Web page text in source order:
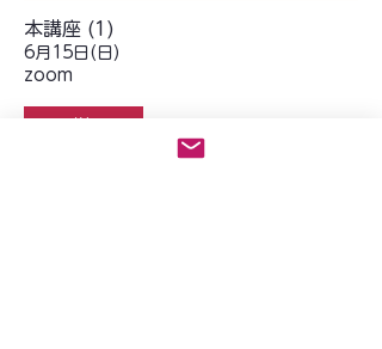
本講座 (1)
6月15日(日)
zoom